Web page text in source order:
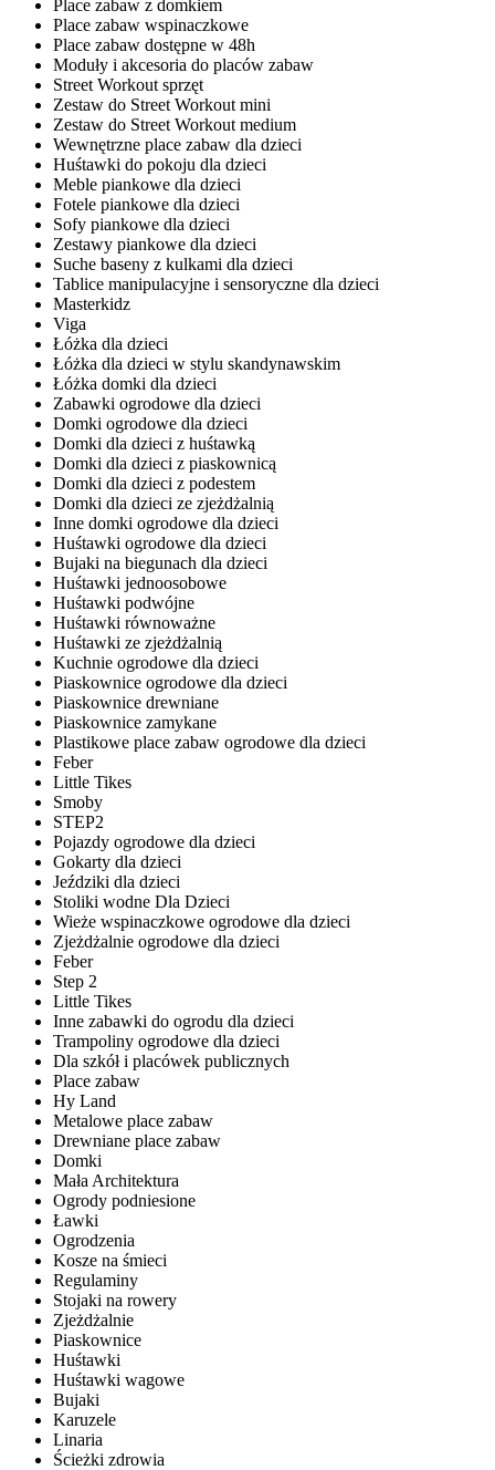
Place zabaw z domkiem
Place zabaw wspinaczkowe
Place zabaw dostępne w 48h
Moduły i akcesoria do placów zabaw
Street Workout sprzęt
Zestaw do Street Workout mini
Zestaw do Street Workout medium
Wewnętrzne place zabaw dla dzieci
Huśtawki do pokoju dla dzieci
Meble piankowe dla dzieci
Fotele piankowe dla dzieci
Sofy piankowe dla dzieci
Zestawy piankowe dla dzieci
Suche baseny z kulkami dla dzieci
Tablice manipulacyjne i sensoryczne dla dzieci
Masterkidz
Viga
Łóżka dla dzieci
Łóżka dla dzieci w stylu skandynawskim
Łóżka domki dla dzieci
Zabawki ogrodowe dla dzieci
Domki ogrodowe dla dzieci
Domki dla dzieci z huśtawką
Domki dla dzieci z piaskownicą
Domki dla dzieci z podestem
Domki dla dzieci ze zjeżdżalnią
Inne domki ogrodowe dla dzieci
Huśtawki ogrodowe dla dzieci
Bujaki na biegunach dla dzieci
Huśtawki jednoosobowe
Huśtawki podwójne
Huśtawki równoważne
Huśtawki ze zjeżdżalnią
Kuchnie ogrodowe dla dzieci
Piaskownice ogrodowe dla dzieci
Piaskownice drewniane
Piaskownice zamykane
Plastikowe place zabaw ogrodowe dla dzieci
Feber
Little Tikes
Smoby
STEP2
Pojazdy ogrodowe dla dzieci
Gokarty dla dzieci
Jeździki dla dzieci
Stoliki wodne Dla Dzieci
Wieże wspinaczkowe ogrodowe dla dzieci
Zjeżdżalnie ogrodowe dla dzieci
Feber
Step 2
Little Tikes
Inne zabawki do ogrodu dla dzieci
Trampoliny ogrodowe dla dzieci
Dla szkół i placówek publicznych
Place zabaw
Hy Land
Metalowe place zabaw
Drewniane place zabaw
Domki
Mała Architektura
Ogrody podniesione
Ławki
Ogrodzenia
Kosze na śmieci
Regulaminy
Stojaki na rowery
Zjeżdżalnie
Piaskownice
Huśtawki
Huśtawki wagowe
Bujaki
Karuzele
Linaria
Ścieżki zdrowia